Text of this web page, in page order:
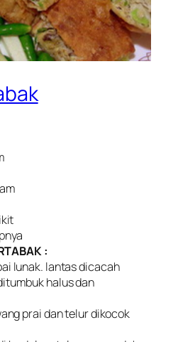
:
lunak. lantas dicacah
halus dan
prai dan telur dikocok